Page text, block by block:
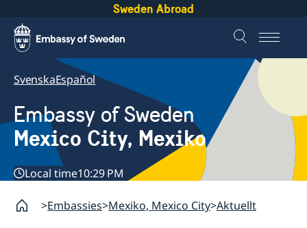
Sweden Abroad
SvenskaEspañol
Embassy of Sweden
Mexico City, Mexiko
Local time10:29 PM
Embassies Mexiko, Mexico City Aktuellt